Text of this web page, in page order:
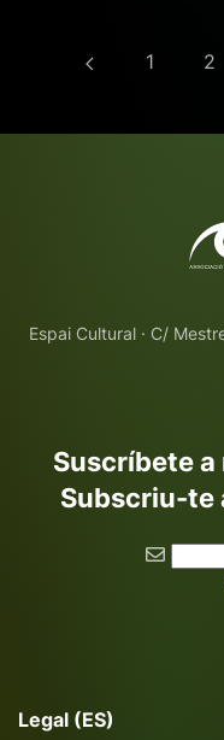
1 2
Espai Cultural · C/
Suscríbete
Subscriu-te
Legal (ES)